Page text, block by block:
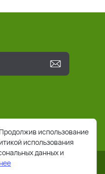
использование
использования
данных и